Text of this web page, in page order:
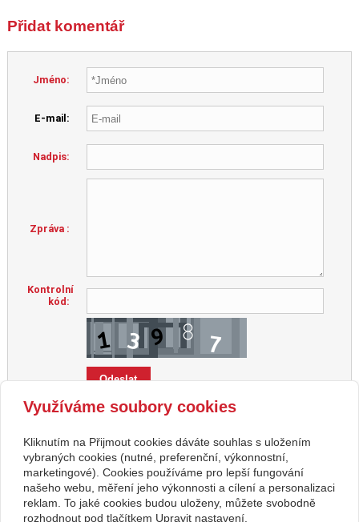
Přidat komentář
Jméno:
E-mail:
Nadpis:
Zpráva :
Kontrolní
kód:
Zvýrazněné položky jsou povinné.
Kontakt
Svatební studio Forever
+420 123 456 789
Využíváme soubory cookies
Kliknutím na Přijmout cookies dáváte souhlas s uložením
vybraných cookies (nutné, preferenční, výkonnostní,
marketingové). Cookies používáme pro lepší fungování
našeho webu, měření jeho výkonnosti a cílení a personalizaci
reklam. To jaké cookies budou uloženy, můžete svobodně
rozhodnout pod tlačítkem Upravit nastavení.